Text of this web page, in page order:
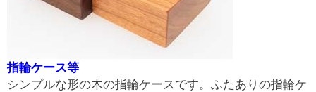
指輪ケース等
シンプルな形の木の指輪ケースです。ふたありの指輪ケ